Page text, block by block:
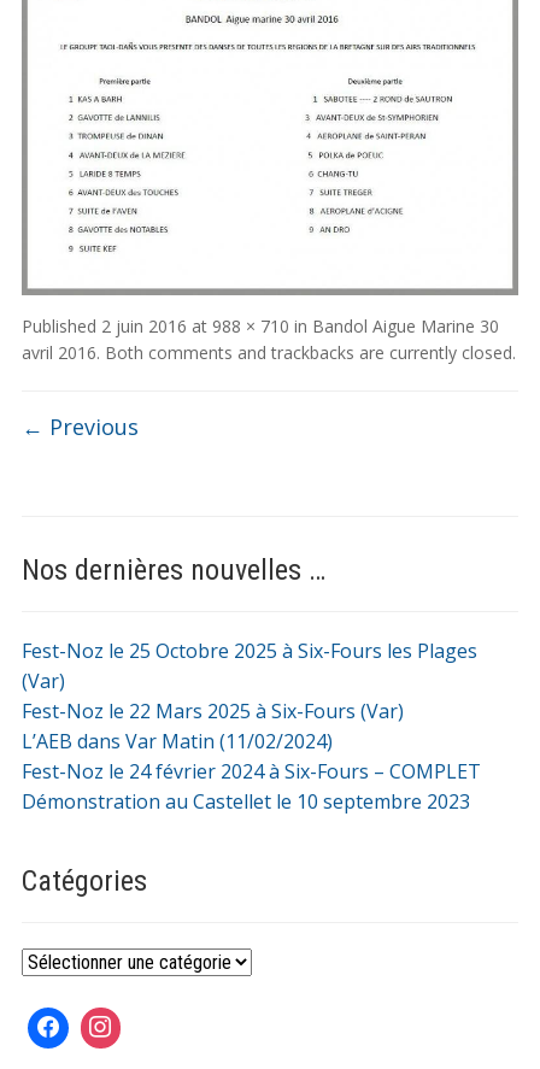
Published 2 juin 2016 at 988 × 710 in Bandol Aigue Marine 30
avril 2016. Both comments and trackbacks are currently closed.
← Previous
Nos dernières nouvelles …
Fest-Noz le 25 Octobre 2025 à Six-Fours les Plages
(Var)
Fest-Noz le 22 Mars 2025 à Six-Fours (Var)
L’AEB dans Var Matin (11/02/2024)
Fest-Noz le 24 février 2024 à Six-Fours – COMPLET
Démonstration au Castellet le 10 septembre 2023
Catégories
Catégories